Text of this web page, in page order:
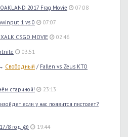
2017 Frag Movie 07:08
1 vs 0 07:07
CSGO MOVIE 02:46
03:51
Свободный / Fallen vs Zeus КТО
стариной! 23:13
если у нас появится пистолет?
8 год @ 19:44